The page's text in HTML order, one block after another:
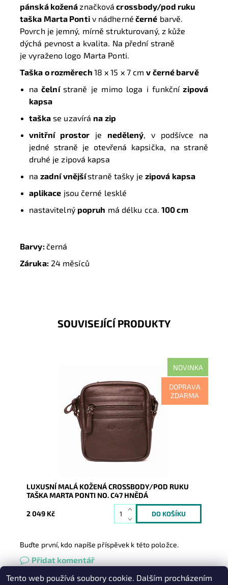
pánská koženáznačková crossbody/pod ruku
taška Marta Pontiv nádherné černé barvě.
Povrch je jemný, mírně strukturovaný, z kůže
dýchá pevnost a kvalita. Na přední straně
je vyraženo logo Marta Ponti.
Taška o rozměrech 18 x 15 x 7 cm v černé barvě
na čelní straně je mimo loga i funkčnízipová
kapsa
taška se uzavírá na zip
vnitřní prostor je nedělený , v podšívce na
jedné straně je otevřená kapsička, na straně
druhé je zipová kapsa
na zadní vnějšístraně tašky je zipová kapsa
aplikace jsou černé lesklé
nastavitelný popruh má délku cca.100 cm
Barvy:černá
Záruka:24 měsíců
SOUVISEJÍCÍ PRODUKTY
NOVINKA
DOPRAVA
ZDARMA
Hnědá kožená crossbody taška značky Marta Ponti s
černými aplikacemi. Luxus, která má tradici.
Dostupnost:
Skladem
21147
Marta Ponti
2 roky
LUXUSNÍ MALÁ KOŽENÁ CROSSBODY/POD RUKU
TAŠKA MARTA PONTI NO. C47 HNĚDÁ
2 049 Kč
Buďte první, kdo napíše příspěvek k této položce.
Přidat komentář
Tento web používá soubory cookie. Dalším procházením